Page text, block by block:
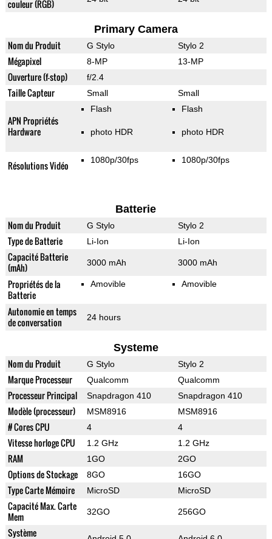
couleur (RGB)
Primary Camera
Nom du Produit G Stylo Stylo 2
Mégapixel 8-MP 13-MP
Ouverture (f-stop) f/2.4
Taille Capteur Small Small
APN Propriétés
Hardware
Flash
photo HDR
Flash
photo HDR
Résolutions Vidéo 1080p/30fps 1080p/30fps
Batterie
Nom du Produit G Stylo Stylo 2
Type de Batterie Li-Ion Li-Ion
Capacité Batterie
(mAh)
3000 mAh 3000 mAh
Propriétés de la
Batterie
Amovible Amovible
Autonomie en temps
de conversation
24 hours
Systeme
Nom du Produit G Stylo Stylo 2
Marque Processeur Qualcomm Qualcomm
Processeur Principal Snapdragon 410 Snapdragon 410
Modèle (processeur) MSM8916 MSM8916
# Cores CPU 4 4
Vitesse horloge CPU 1.2 GHz 1.2 GHz
RAM 1GO 2GO
Options de Stockage 8GO 16GO
Type Carte Mémoire MicroSD MicroSD
Capacité Max. Carte
Mem
32GO 256GO
Système